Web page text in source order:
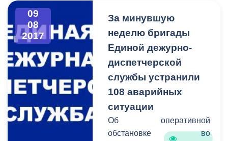
09
08
2017
За минувшую
неделю бригады
Единой дежурно-
диспетчерской
службы устранили
108 аварийных
ситуации
Об оперативной
обстановке во